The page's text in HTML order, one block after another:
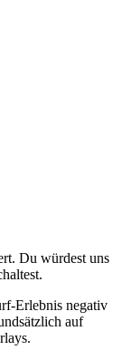
Du würdest uns
Erlebnis negativ
auf